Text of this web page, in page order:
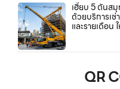
เฮี๊ยบ 5 ตันส
ด้วยบริการเช่
และรายเดือน
QR